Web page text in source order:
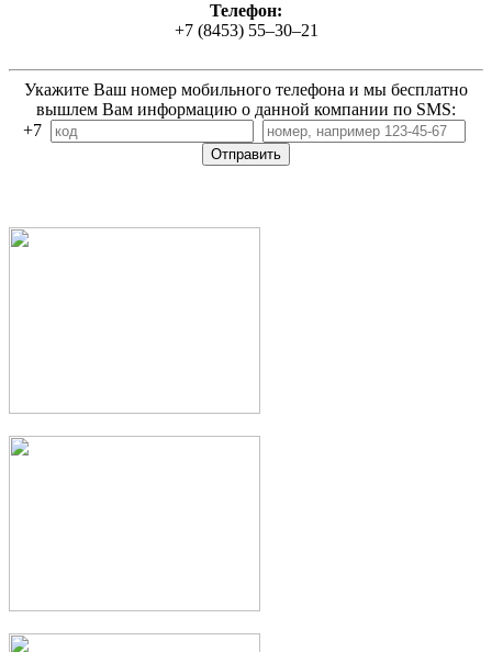
Телефон:
+7 (8453) 55‒30‒21
Укажите Ваш номер мобильного телефона и мы бесплатно
вышлем Вам информацию о данной компании по SMS:
+7